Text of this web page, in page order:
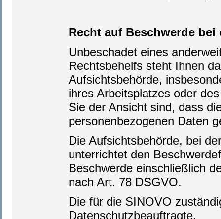
Recht auf Beschwerde
Unbeschadet eines
Rechtsbehelfs steht Ihnen
Aufsichtsbehörde,
ihres Arbeitsplatzes oder
Sie der Ansicht sind, dass
personenbezogenen Daten
Die Aufsichtsbehörde, bei
unterrichtet den
Beschwerde einschließlich
nach Art. 78 DSGVO.
Die für die SINOVO
Datenschutzbeauftragte.